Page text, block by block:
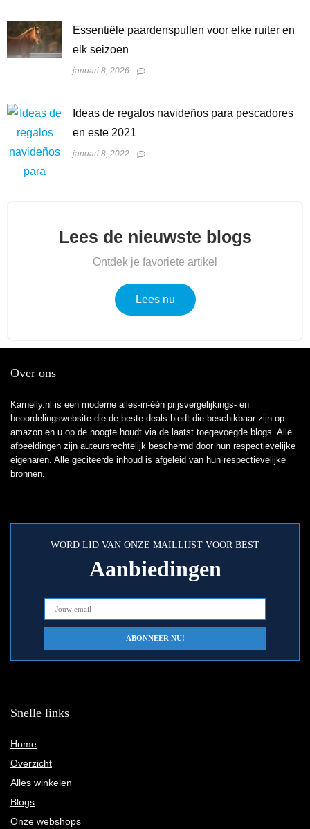
Essentiële paardenspullen voor elke ruiter en
elk seizoen
januari 8, 2026
Ideas de regalos navideños para pescadores
en este 2021
januari 8, 2022
Lees de nieuwste blogs
Ontdek je favoriete artikel
Lees nu
Over ons
Karnelly.nl is een moderne alles-in-één prijsvergelijkings- en
beoordelingswebsite die de beste deals biedt die beschikbaar zijn op
amazon en u op de hoogte houdt via de laatst toegevoegde blogs. Alle
afbeeldingen zijn auteursrechtelijk beschermd door hun respectievelijke
eigenaren. Alle geciteerde inhoud is afgeleid van hun respectievelijke
bronnen.
WORD LID VAN ONZE MAILLIJST VOOR BEST
Aanbiedingen
Snelle links
Home
Overzicht
Alles winkelen
Blogs
Onze webshops